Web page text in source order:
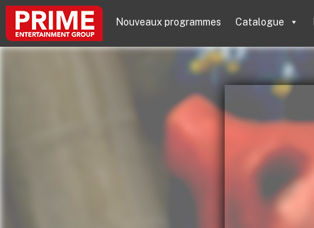
Nouveaux programmes Catalogue